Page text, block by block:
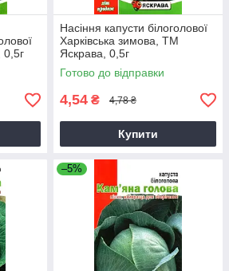
Насіння капусти білоголової
Харкiвська зимова, ТМ
Яскрава, 0,5г
Готово до відправки
4,54 ₴ 4,78 ₴
Купити
–5%